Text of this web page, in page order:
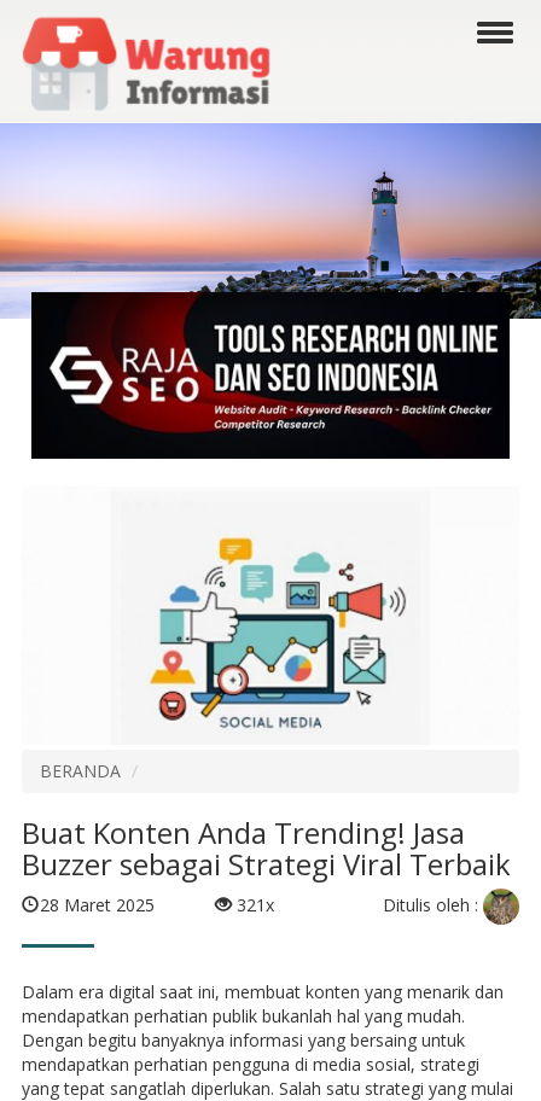
BERANDA
Buat Konten Anda Trending! Jasa
Buzzer sebagai Strategi Viral Terbaik
28 Maret 2025 321x Ditulis oleh :
Dalam era digital saat ini, membuat konten yang menarik dan
mendapatkan perhatian publik bukanlah hal yang mudah.
Dengan begitu banyaknya informasi yang bersaing untuk
mendapatkan perhatian pengguna di media sosial, strategi
yang tepat sangatlah diperlukan. Salah satu strategi yang mulai